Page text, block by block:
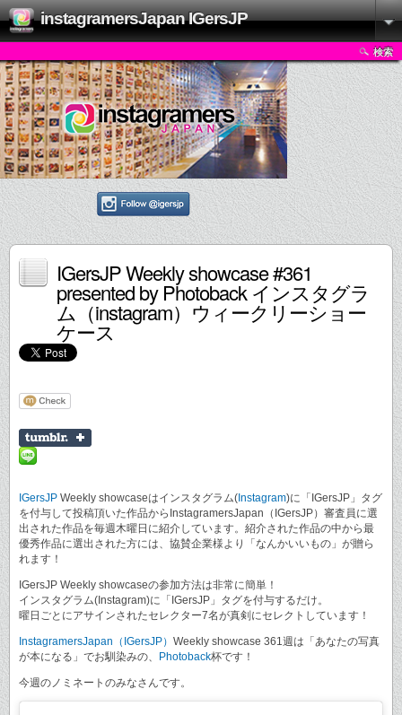
instagramersJapan IGersJP
検索
IGersJP Weekly showcase #361
presented by Photoback インスタグラ
ム（instagram）ウィークリーショー
ケース
IGersJP Weekly showcaseはインスタグラム( Instagram)に「IGersJP」タグ
を付与して投稿頂いた作品からInstagramersJapan（IGersJP）審査員に選
出された作品を毎週木曜日に紹介しています。紹介された作品の中から最
優秀作品に選出された方には、協賛企業様より「なんかいいもの」が贈ら
れます！
IGersJP Weekly showcaseの参加方法は非常に簡単！
インスタグラム(Instagram)に「IGersJP」タグを付与するだけ。
曜日ごとにアサインされたセレクター7名が真剣にセレクトしています！
InstagramersJapan（IGersJP） Weekly showcase 361週は「あなたの写真
が本になる」でお馴染みの、
Photoback杯です！
今週のノミネートのみなさんです。